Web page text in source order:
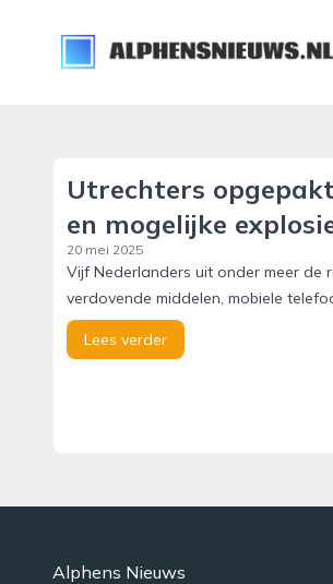
alphensnieuws.nl
Utrechters
en mogelijke
20 mei 2025
Vijf Nederlanders uit onder meer de
verdovende middelen, mobiele
Lees verder
Alphens Nieuws